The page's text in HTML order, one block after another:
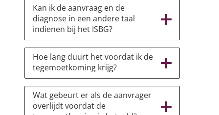
Kan ik de aanvraag en de
diagnose in een andere taal
indienen bij het ISBG?
Hoe lang duurt het voordat ik de
tegemoetkoming krijg?
Wat gebeurt er als de aanvrager
overlijdt voordat de